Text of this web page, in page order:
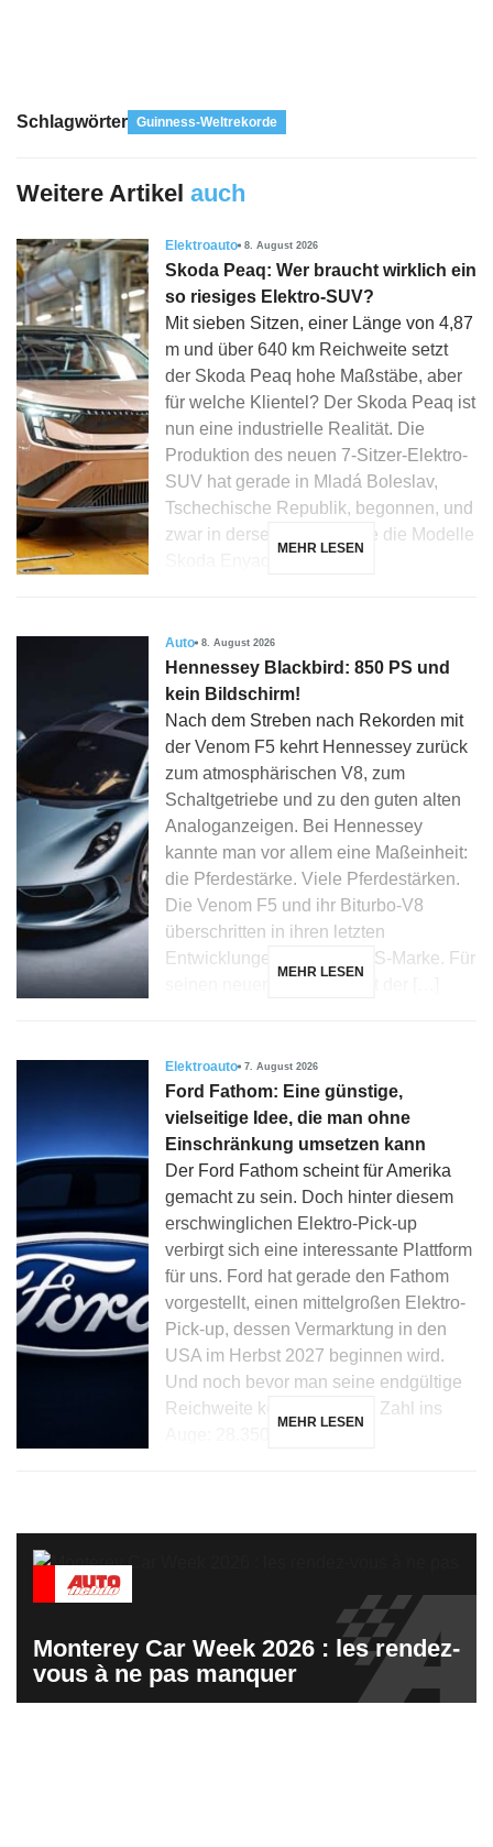
Schlagwörter Guinness-Weltrekorde
Weitere Artikel auch
Elektroauto 8. August 2026
Skoda Peaq: Wer braucht wirklich ein
so riesiges Elektro-SUV?
Mit sieben Sitzen, einer Länge von 4,87
m und über 640 km Reichweite setzt
der Skoda Peaq hohe Maßstäbe, aber
für welche Klientel? Der Skoda Peaq ist
nun eine industrielle Realität. Die
Produktion des neuen 7-Sitzer-Elektro-
SUV hat gerade in Mladá Boleslav,
Tschechische Republik, begonnen, und
zwar in derselben Linie wie die Modelle
MEHR LESEN
Auto 8. August 2026
Hennessey Blackbird: 850 PS und
kein Bildschirm!
Nach dem Streben nach Rekorden mit
der Venom F5 kehrt Hennessey zurück
zum atmosphärischen V8, zum
Schaltgetriebe und zu den guten alten
Analoganzeigen. Bei Hennessey
kannte man vor allem eine Maßeinheit:
die Pferdestärke. Viele Pferdestärken.
Die Venom F5 und ihr Biturbo-V8
überschritten in ihren letzten
Entwicklungen die 2.000 PS-Marke. Für
MEHR LESEN
Elektroauto 7. August 2026
Ford Fathom: Eine günstige,
vielseitige Idee, die man ohne
Einschränkung umsetzen kann
Der Ford Fathom scheint für Amerika
gemacht zu sein. Doch hinter diesem
erschwinglichen Elektro-Pick-up
verbirgt sich eine interessante Plattform
für uns. Ford hat gerade den Fathom
vorgestellt, einen mittelgroßen Elektro-
Pick-up, dessen Vermarktung in den
USA im Herbst 2027 beginnen wird.
Und noch bevor man seine endgültige
Reichweite kennt, fällt eine Zahl ins
MEHR LESEN
Monterey Car Week 2026 : les rendez-
vous à ne pas manquer